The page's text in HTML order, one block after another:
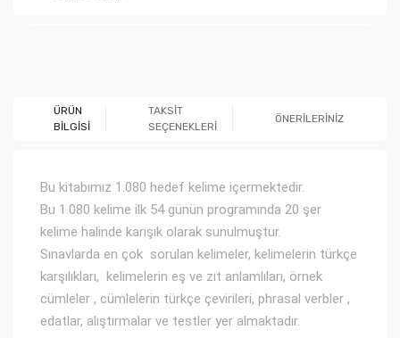
ÜRÜN
BİLGİSİ
TAKSİT
SEÇENEKLERİ
ÖNERİLERİNİZ
Bu kitabımız 1.080 hedef kelime içermektedir.
Bu 1.080 kelime ilk 54 günün programında 20 şer
kelime halinde karışık olarak sunulmuştur.
Sınavlarda en çok sorulan kelimeler, kelimelerin türkçe
karşılıkları, kelimelerin eş ve zıt anlamlıları, örnek
cümleler , cümlelerin türkçe çevirileri, phrasal verbler ,
edatlar, alıştırmalar ve testler yer almaktadır.